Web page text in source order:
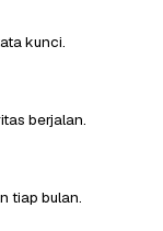
kunci.
berjalan.
tiap bulan.